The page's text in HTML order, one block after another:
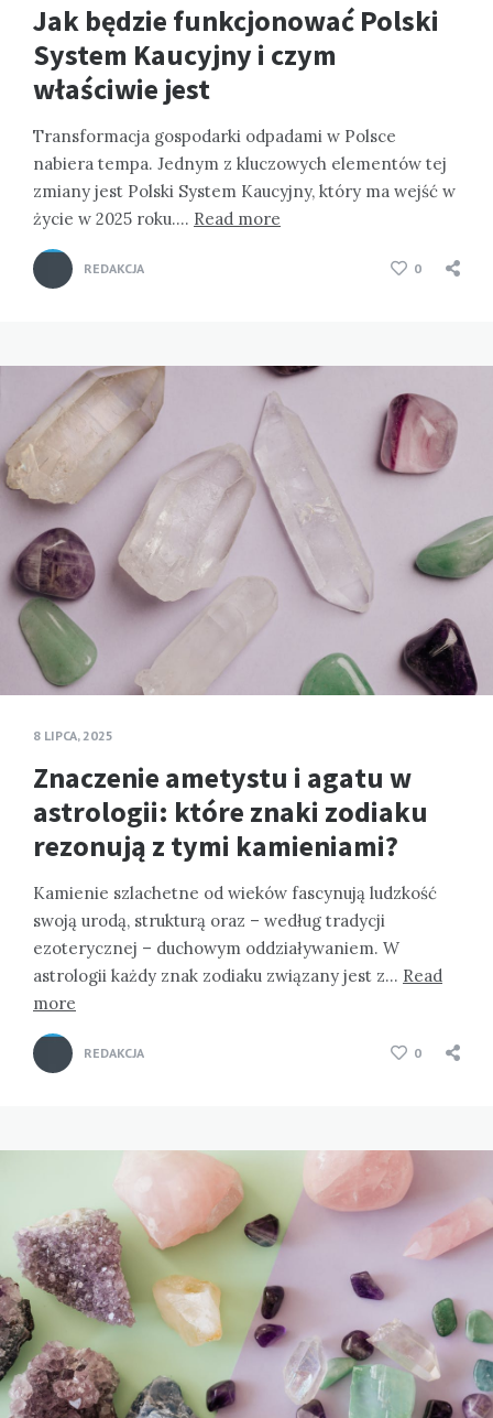
Jak będzie funkcjonować Polski
System Kaucyjny i czym
właściwie jest
Transformacja gospodarki odpadami w Polsce
nabiera tempa. Jednym z kluczowych elementów tej
zmiany jest Polski System Kaucyjny, który ma wejść w
życie w 2025 roku…. Read more
REDAKCJA 0
8 LIPCA, 2025
Znaczenie ametystu i agatu w
astrologii: które znaki zodiaku
rezonują z tymi kamieniami?
Kamienie szlachetne od wieków fascynują ludzkość
swoją urodą, strukturą oraz – według tradycji
ezoterycznej – duchowym oddziaływaniem. W
astrologii każdy znak zodiaku związany jest z… Read
more
REDAKCJA 0